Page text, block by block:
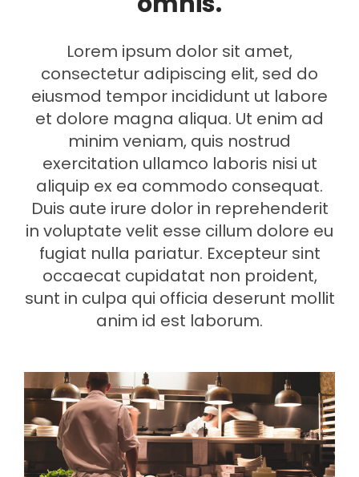
Lorem ipsum dolor sit amet,
consectetur adipiscing elit, sed do
eiusmod tempor incididunt ut labore
et dolore magna aliqua. Ut enim ad
minim veniam, quis nostrud
exercitation ullamco laboris nisi ut
aliquip ex ea commodo consequat.
Duis aute irure dolor in reprehenderit
in voluptate velit esse cillum dolore eu
fugiat nulla pariatur. Excepteur sint
occaecat cupidatat non proident,
sunt in culpa qui officia deserunt mollit
anim id est laborum.